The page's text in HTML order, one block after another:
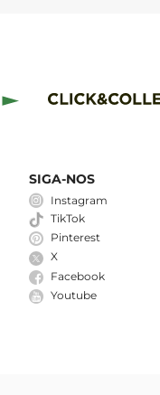
SIGA-NOS
Instagram
TikTok
Pinterest
X
Facebook
Youtube